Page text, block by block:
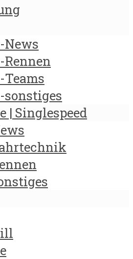
News
Rennen
Teams
sonstiges
| Singlespeed